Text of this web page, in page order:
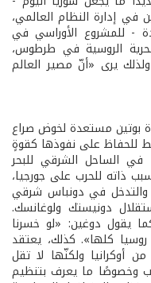
في إدارة النظام العالمي،
- للمشروع الأوراسي في
الروسية في طرطوس،
يرى «أنّ مصير العالم
بوتين مستعدة لخوض صراع
للحفاظ على نفوذها كقوةٍ
الساحل الشرقي للبحر
ذاته للحرب على جورجيا،
والتدخل في دونباس شرقي
دونيستك ولوغانسك.
يقول دوغين: «لو خسرنا
كلها». كذلك، يعتقد
أوكرانيا ولكنّها لا تقل
وخصوصًا ما يعرف بتنظيم